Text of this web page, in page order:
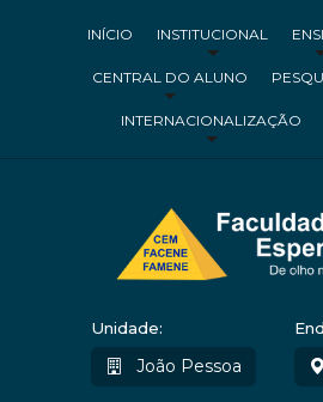
INÍCIO INSTITUCIONAL
CENTRAL DO ALUNO
INTERNACIONALIZAÇÃO
Unidade:
João Pessoa